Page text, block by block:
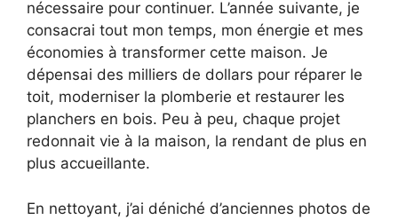
nécessaire pour continuer. L’année suivante, je
consacrai tout mon temps, mon énergie et mes
économies à transformer cette maison. Je
dépensai des milliers de dollars pour réparer le
toit, moderniser la plomberie et restaurer les
planchers en bois. Peu à peu, chaque projet
redonnait vie à la maison, la rendant de plus en
plus accueillante.
En nettoyant, j’ai déniché d’anciennes photos de